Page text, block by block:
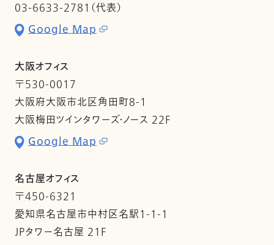
03-6633-2781（代表）
Google Map
大阪オフィス
〒530-0017
大阪府大阪市北区角田町8-1
大阪梅田ツインタワーズ・ノース 22F
Google Map
名古屋オフィス
〒450-6321
愛知県名古屋市中村区名駅1-1-1
JPタワー名古屋 21F